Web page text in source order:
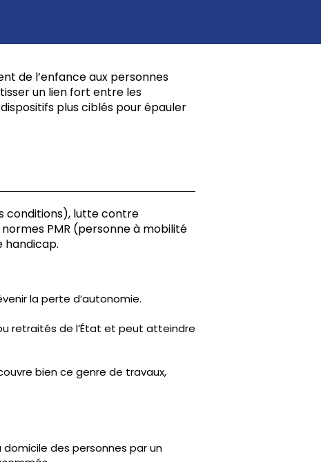
de l’enfance aux personnes
un lien fort entre les
plus ciblés pour épauler
conditions), lutte contre
PMR (personne à mobilité
handicap.
la perte d’autonomie.
retraités de l’État et peut atteindre
bien ce genre de travaux,
domicile des personnes par un